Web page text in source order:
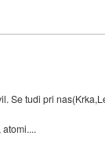
Se tudi pri